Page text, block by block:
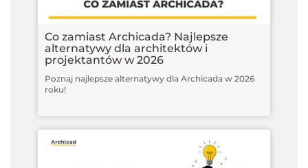
Co zamiast Archicada? Najlepsze
alternatywy dla architektów i
projektantów w 2026
Poznaj najlepsze alternatywy dla Archicada w 2026
roku!